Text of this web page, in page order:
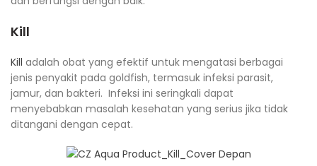
Kill
Kill adalah obat yang efektif untuk mengatasi berbagai
jenis penyakit pada goldfish, termasuk infeksi parasit,
jamur, dan bakteri. Infeksi ini seringkali dapat
menyebabkan masalah kesehatan yang serius jika tidak
ditangani dengan cepat.